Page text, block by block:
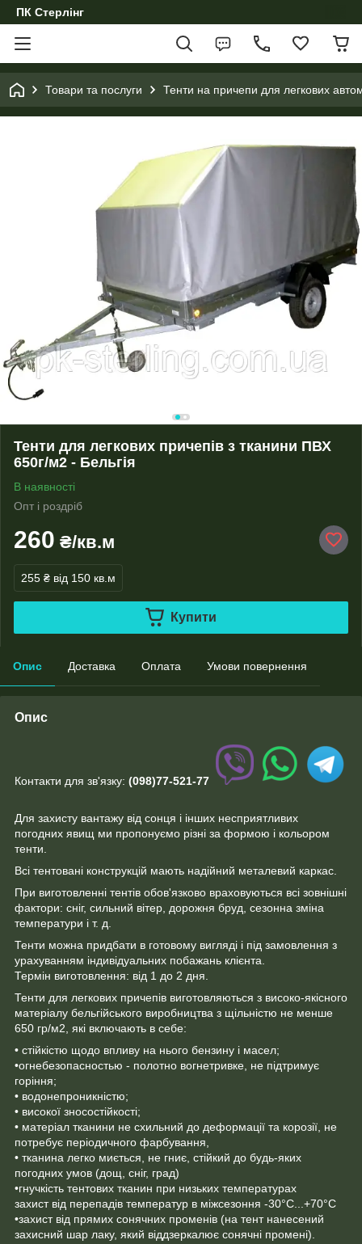
ПК Стерлінг
Товари та послуги Тенти на причепи для легкових
Тенти для легкових причепів з тканини ПВХ
650г/м2 - Бельгія
В наявності
Опт і роздріб
260 ₴/кв.м
255 ₴ від 150 кв.м
Купити
Опис Доставка Оплата Умови повернення
Опис
Контакти для зв'язку: (098)77-521-77
Для захисту вантажу від сонця і інших несприятливих
погодних явищ ми пропонуємо різні за формою і кольором
тенти.
Всі тентовані конструкцій мають надійний металевий каркас.
При виготовленні тентів обов'язково враховуються всі зовнішні
фактори: сніг, сильний вітер, дорожня бруд, сезонна зміна
температури і т. д.
Тенти можна придбати в готовому вигляді і під замовлення з
урахуванням індивідуальних побажань клієнта.
Термін виготовлення: від 1 до 2 дня.
Тенти для легкових причепів виготовляються з високо-якісного
матеріалу бельгійського виробництва з щільністю не менше
650 гр/м2 які включають в себе:
• стійкістю щодо впливу на нього бензину і масел;
•огнебезопасностью - полотно вогнетривке, не підтримує
горіння;
• водонепроникністю;
• високої зносостійкості;
• матеріал тканини не схильний до деформації та корозії, не
потребує періодичного фарбування,
• тканина легко миється, не гниє, стійкий до будь-яких
погодних умов (дощ, сніг, град)
•гнучкість тентових тканин при низьких температурах
захист від перепадів температур в міжсезоння -30°C...+70°C
•захист від прямих сонячних променів (на тент нанесений
захисний шар лаку, який віддзеркалює сонячні промені).